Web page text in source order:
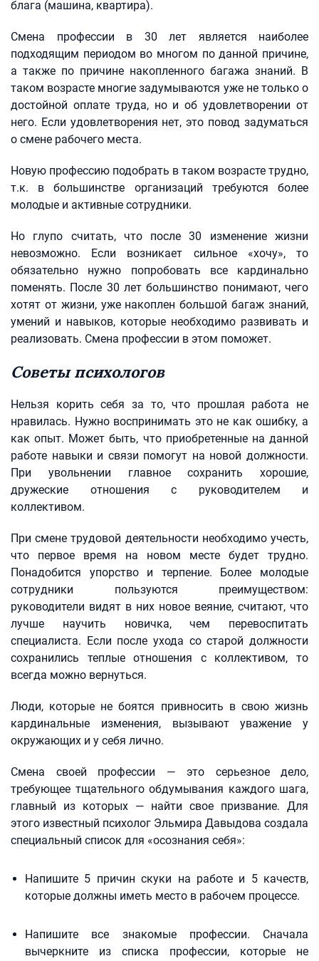
блага (машина, квартира).
Смена профессии в 30 лет является наиболее
подходящим периодом во многом по данной причине,
а также по причине накопленного багажа знаний. В
таком возрасте многие задумываются уже не только о
достойной оплате труда, но и об удовлетворении от
него. Если удовлетворения нет, это повод задуматься
о смене рабочего места.
Новую профессию подобрать в таком возрасте трудно,
т.к. в большинстве организаций требуются более
молодые и активные сотрудники.
Но глупо считать, что после 30 изменение жизни
невозможно. Если возникает сильное «хочу», то
обязательно нужно попробовать все кардинально
поменять. После 30 лет большинство понимают, чего
хотят от жизни, уже накоплен большой багаж знаний,
умений и навыков, которые необходимо развивать и
реализовать. Смена профессии в этом поможет.
Советы психологов
Нельзя корить себя за то, что прошлая работа не
нравилась. Нужно воспринимать это не как ошибку, а
как опыт. Может быть, что приобретенные на данной
работе навыки и связи помогут на новой должности.
При увольнении главное сохранить хорошие,
дружеские отношения с руководителем и
коллективом.
При смене трудовой деятельности необходимо учесть,
что первое время на новом месте будет трудно.
Понадобится упорство и терпение. Более молодые
сотрудники пользуются преимуществом:
руководители видят в них новое веяние, считают, что
лучше научить новичка, чем перевоспитать
специалиста. Если после ухода со старой должности
сохранились теплые отношения с коллективом, то
всегда можно вернуться.
Люди, которые не боятся привносить в свою жизнь
кардинальные изменения, вызывают уважение у
окружающих и у себя лично.
Смена своей профессии — это серьезное дело,
требующее тщательного обдумывания каждого шага,
главный из которых — найти свое призвание. Для
этого известный психолог Эльмира Давыдова создала
специальный список для «осознания себя»:
Напишите 5 причин скуки на работе и 5 качеств,
которые должны иметь место в рабочем процессе.
Напишите все знакомые профессии. Сначала
вычеркните из списка профессии, которые не